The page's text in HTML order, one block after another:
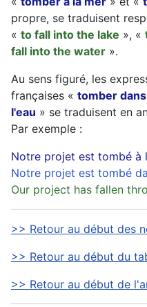
propre, se traduisent
« to fall into the lake », «
fall into the water ».
Au sens figuré, les
françaises « tomber
l'eau » se traduisent en
Par exemple :
Notre projet est tombé à
Notre projet est tombé
Our project has fallen
>> Retour au début des
>> Retour au début du
>> Retour au début de